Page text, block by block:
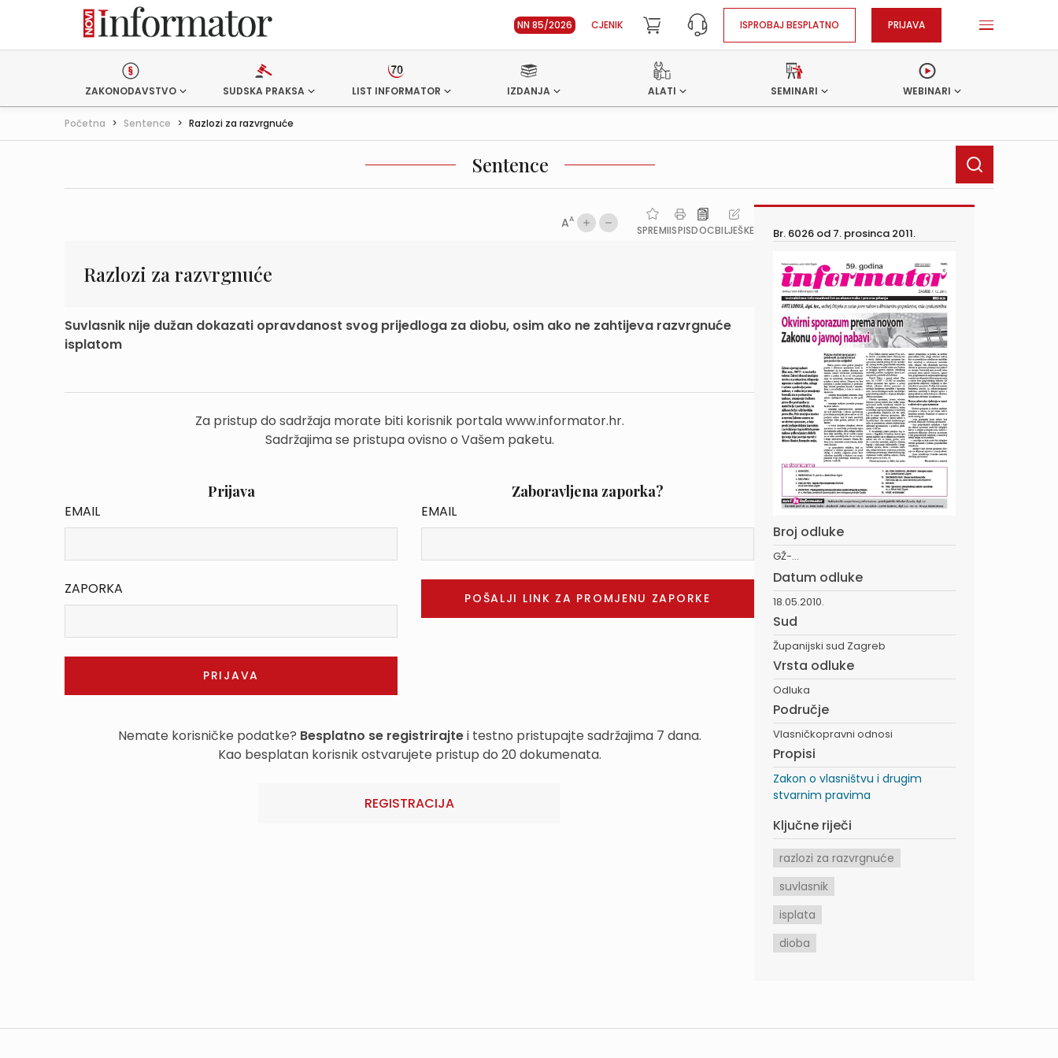
NN 85/2026 CJENIK ISPROBAJ BESPLATNO PRIJAVA
ZAKONODAVSTVO SUDSKA PRAKSA LIST INFORMATOR IZDANJA ALATI SEMINARI WEBINARI
Početna > Sentence > Razlozi za razvrgnuće
Sentence
AA
SPREMIISPISDOCBILJEŠKE
Razlozi za razvrgnuće
Suvlasnik nije dužan dokazati opravdanost svog prijedloga za diobu, osim ako ne zahtijeva razvrgnuće
isplatom
Za pristup do sadržaja morate biti korisnik portala www.informator.hr.
Sadržajima se pristupa ovisno o Vašem paketu.
Prijava
EMAIL
ZAPORKA
Zaboravljena zaporka?
EMAIL
Nemate korisničke podatke? Besplatno se registrirajtei testno pristupajte sadržajima 7 dana.
Kao besplatan korisnik ostvarujete pristup do 20 dokumenata.
REGISTRACIJA
Br. 6026 od 7. prosinca 2011.
Broj odluke
GŽ-...
Datum odluke
18.05.2010.
Sud
Županijski sud Zagreb
Vrsta odluke
Odluka
Područje
Vlasničkopravni odnosi
Propisi
Zakon o vlasništvu i drugim
stvarnim pravima
Ključne riječi
razlozi za razvrgnuće
suvlasnik
isplata
dioba